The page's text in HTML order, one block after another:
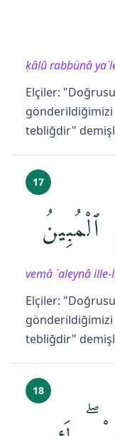
ḳâlû rabbünâ
Elçiler:
gönderildiğimizi
tebliğdir"
17
ٱلْمُبِينُ
vemâ `aleynâ
Elçiler:
gönderildiğimizi
tebliğdir"
18